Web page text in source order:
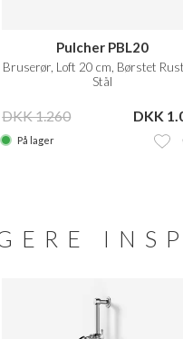
Pulcher PBL20
Bruserør, Loft 20 cm, Børstet
Stål
DKK 1.260 DKK
På lager